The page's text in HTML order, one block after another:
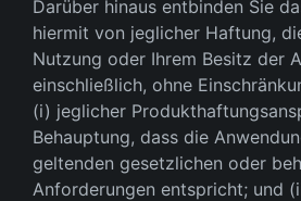
Darüber hinaus entbinden Sie
hiermit von jeglicher Haftung,
Nutzung oder Ihrem Besitz der
einschließlich, ohne
(i) jeglicher
Behauptung, dass die
geltenden gesetzlichen oder
Anforderungen entspricht; und